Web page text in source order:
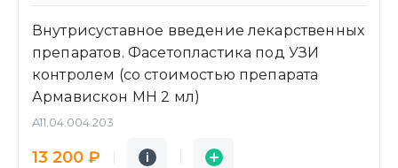
Внутрисуставное введение лекарственных
препаратов. Фасетопластика под УЗИ
контролем (со стоимостью препарата
Армавискон МН 2 мл)
A11.04.004.203
13 200 ₽ i
Подробнее
i
Заявка